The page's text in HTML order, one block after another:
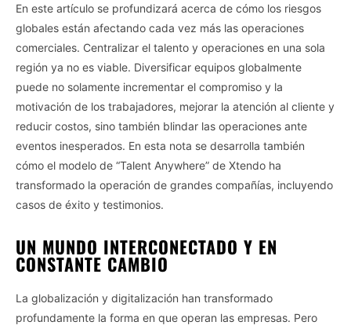
En este artículo se profundizará acerca de cómo los riesgos
globales están afectando cada vez más las operaciones
comerciales. Centralizar el talento y operaciones en una sola
región ya no es viable. Diversificar equipos globalmente
puede no solamente incrementar el compromiso y la
motivación de los trabajadores, mejorar la atención al cliente y
reducir costos, sino también blindar las operaciones ante
eventos inesperados. En esta nota se desarrolla también
cómo el modelo de “Talent Anywhere” de Xtendo ha
transformado la operación de grandes compañías, incluyendo
casos de éxito y testimonios.
UN MUNDO INTERCONECTADO Y EN
CONSTANTE CAMBIO
La globalización y digitalización han transformado
profundamente la forma en que operan las empresas. Pero